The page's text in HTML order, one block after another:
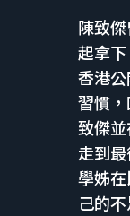
陳致
起拿
香港
習慣
致傑
走到
學姊
己的